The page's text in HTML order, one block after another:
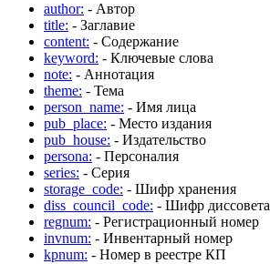
author: - Автор
title: - Заглавие
content: - Содержание
keyword: - Ключевые слова
note: - Аннотация
theme: - Тема
person_name: - Имя лица
pub_place: - Место издания
pub_house: - Издательство
persona: - Персоналия
series: - Серия
storage_code: - Шифр хранения
diss_council_code: - Шифр диссовета
regnum: - Регистрационный номер
invnum: - Инвентарный номер
kpnum: - Номер в реестре КП